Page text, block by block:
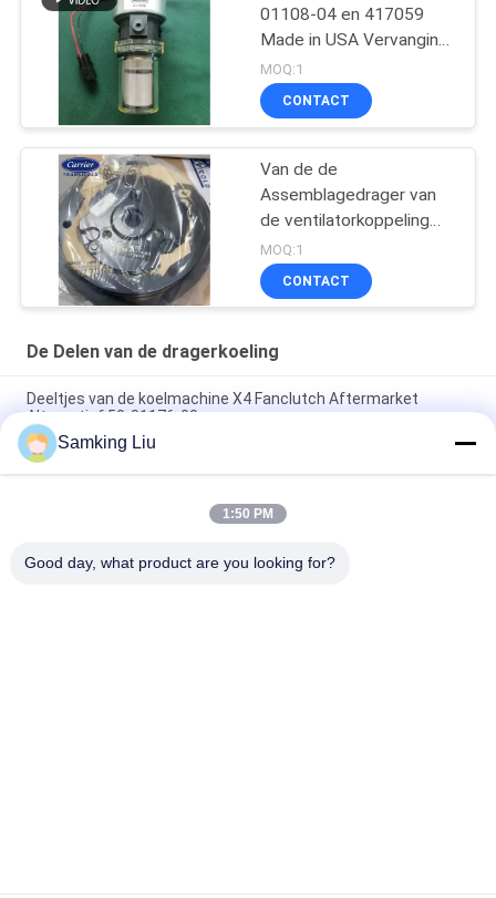
01108-04 en 417059
Made in USA Vervanging
van 30-66840-00
MOQ:1
CONTACT
Van de de
Assemblagedrager van
de ventilatorkoppeling
Delen 50-01173-03/50-
01176-00
MOQ:1
CONTACT
De Delen van de dragerkoeling
Deeltjes van de koelmachine X4 Fanclutch Aftermarket
Alternatief 50-01176-00
50-01171-21 Clutch voor drager Transicold Supra 1250 1150
1050 950U 950MT 950 922 1150MT 944 1250MT
50-01165-20 Clutch Repair Kit voor drager S750/OASIS250
Samking Liu
1:50 PM
Good day, what product are you looking for?